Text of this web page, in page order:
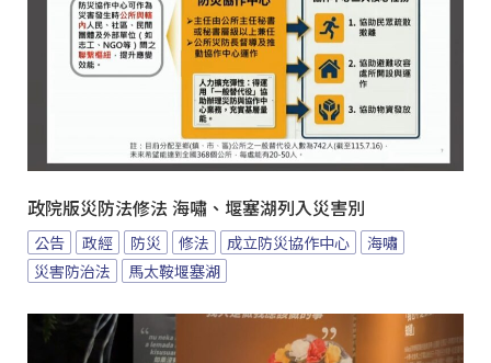
政院版災防法修法 海嘯、堰塞湖列入災害別
公告 政經 防災 修法 成立防災協作中心
海嘯
災害防治法
馬太鞍堰塞湖